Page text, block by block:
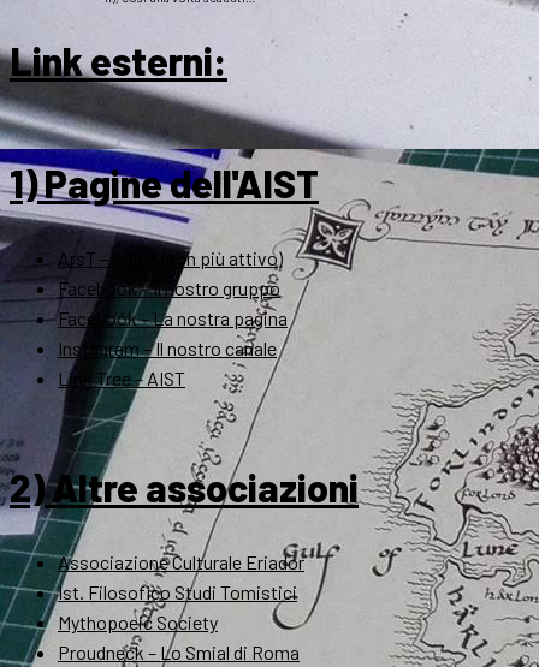
Link esterni:
1) Pagine dell'AIST
ArsT – Il blog (non più attivo)
Facebook – Il nostro gruppo
Facebook – La nostra pagina
Instagram – Il nostro canale
Link Tree – AIST
2) Altre associazioni
Associazione Culturale Eriador
Ist. Filosofico Studi Tomistici
Mythopoeic Society
Proudneck – Lo Smial di Roma